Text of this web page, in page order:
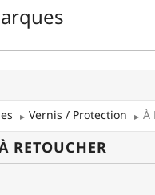
Vernis / Protection À
RETOUCHER